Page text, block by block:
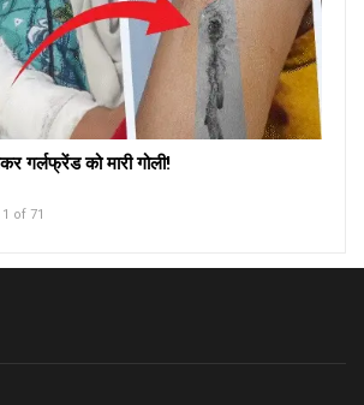
को मारी गोली!
1 of 71